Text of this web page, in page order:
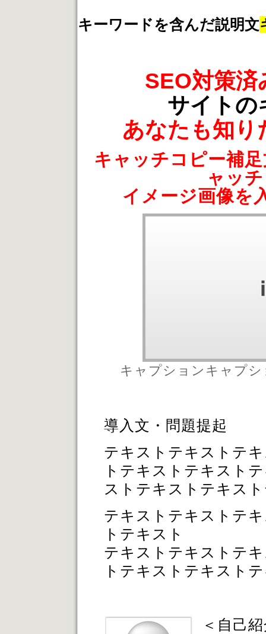
キーワードを含んだ説明文
SEO対策
サイトの
あなたも知り
キャッチコピー補
ャッ
イメージ画像を
キャプションキャプ
導入文・問題提起
テキストテキストテ
トテキストテキスト
ストテキストテキス
テキストテキストテ
トテキスト
テキストテキストテ
トテキストテキスト
＜自己